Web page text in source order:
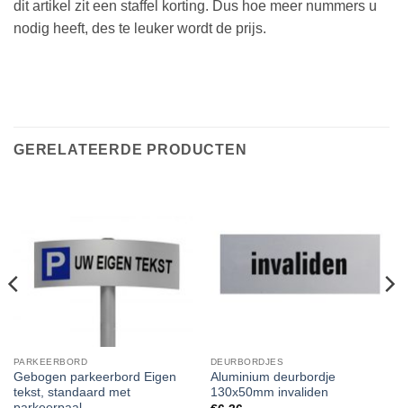
dit artikel zit een staffel korting. Dus hoe meer nummers u
nodig heeft, des te leuker wordt de prijs.
GERELATEERDE PRODUCTEN
PARKEERBORD
Gebogen parkeerbord Eigen
tekst, standaard met
DEURBORDJES
Aluminium deurbordje
130x50mm invaliden